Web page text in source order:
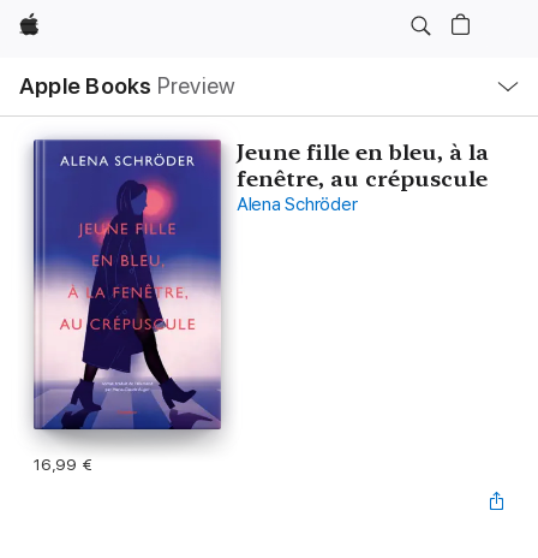
Apple
Apple Books Preview
Nav
Open
Menu
Jeune fille en bleu, à la
fenêtre, au crépuscule
Alena Schröder
16,99 €